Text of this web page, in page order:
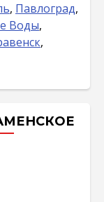
, Павлоград,
Воды,
,